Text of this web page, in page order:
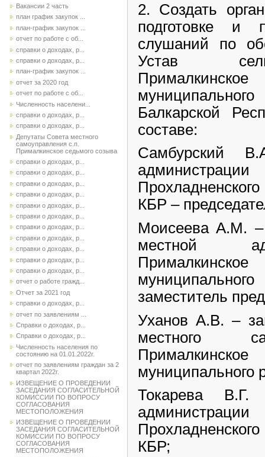
Вакансии 2 часть
план график закупок ...
план-график закупок ...
отчет по работе с об...
справки о доходах, р...
справки о доходах, р...
план-график закупок ...
отчет за 2020 год
отчет по работе с об...
Численность населени...
справки о доходах, р...
справки о доходах, р...
Депутаты Совета местного
самоуправления с.п.
Прималкинское седьмого созыва
справки о доходах, р...
справки о доходах, р...
справки о доходах, р...
справки о доходах, р...
справки о доходах, р...
справки о доходах, р...
справки о доходах, р...
справки о доходах, р...
справки о доходах, р...
справки о доходах, р...
справки о доходах, р...
отчет о работе гражд...
Отчет за 2021 год
справки о доходах, р...
отчет по заявлениям ...
Справки о доходах, р...
Справки о доходах, р...
Численность населения по
состоянию на 01.01.2022г.
отчет по заявлениям граждан за 2
квартал 2022г.
ИЗВЕЩЕНИЕ О ПРОВЕДЕНИИ
ЗАСЕДАНИЯ СОГЛАСИТЕЛЬНОЙ
КОМИССИИ ПО ВОПРОСУ
СОГЛАСОВАНИЯ
МЕСТОПОЛОЖЕНИЯ
ИЗВЕЩЕНИЕ О ПРОВЕДЕНИИ
ЗАСЕДАНИЯ СОГЛАСИТЕЛЬНОЙ
КОМИССИИ ПО ВОПРОСУ
СОГЛАСОВАНИЯ
МЕСТОПОЛОЖЕНИЯ
2. Создать
подготовке и
слушаний по
Устав
Балкарской
составе:
Самбурский
КБР –
Моисеева А.М. –
местной
заместитель
Уханов А.В. –
местного
муниципального
Токарева В.Г.
КБР;